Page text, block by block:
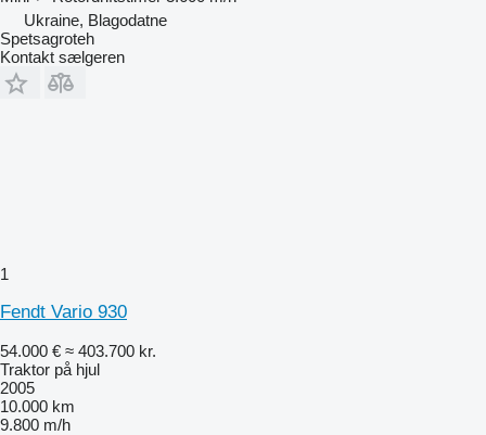
Ukraine, Blagodatne
Spetsagroteh
Kontakt sælgeren
1
Fendt Vario 930
54.000 € ≈ 403.700 kr.
Traktor på hjul
2005
10.000 km
9.800 m/h